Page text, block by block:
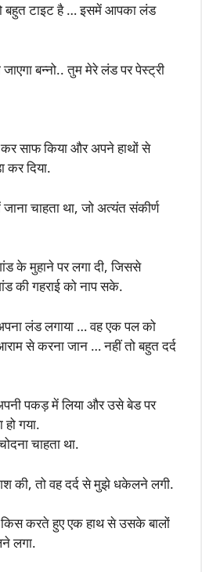
बहुत टाइट है … इसमें आपका लंड
बन्नो.. तुम मेरे लंड पर पेस्ट्री
साफ किया और अपने हाथों से
कर दिया.
चाहता था, जो अत्यंत संकीर्ण
के मुहाने पर लगा दी, जिससे
की गहराई को नाप सके.
लंड लगाया … वह एक पल को
से करना जान … नहीं तो बहुत दर्द
पकड़ में लिया और उसे बेड पर
गया.
चाहता था.
की, तो वह दर्द से मुझे धकेलने लगी.
करते हुए एक हाथ से उसके बालों
लगा.